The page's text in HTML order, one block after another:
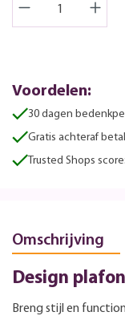
Voordelen:
30 dagen
Gratis achteraf
Trusted Shops
Omschrijving
Design
Breng stijl en